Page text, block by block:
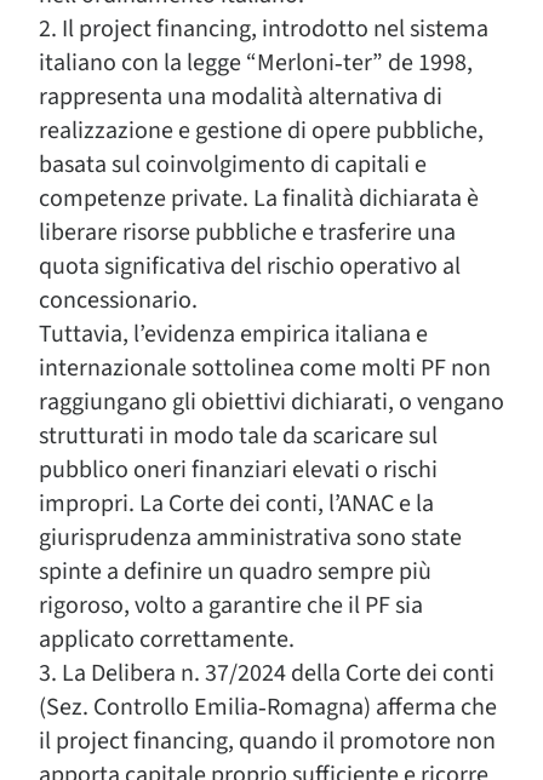
2. Il project financing, introdotto nel sistema
italiano con la legge “Merloni‑ter” de 1998,
rappresenta una modalità alternativa di
realizzazione e gestione di opere pubbliche,
basata sul coinvolgimento di capitali e
competenze private. La finalità dichiarata è
liberare risorse pubbliche e trasferire una
quota significativa del rischio operativo al
concessionario.
Tuttavia, l’evidenza empirica italiana e
internazionale sottolinea come molti PF non
raggiungano gli obiettivi dichiarati, o vengano
strutturati in modo tale da scaricare sul
pubblico oneri finanziari elevati o rischi
impropri. La Corte dei conti, l’ANAC e la
giurisprudenza amministrativa sono state
spinte a definire un quadro sempre più
rigoroso, volto a garantire che il PF sia
applicato correttamente.
3. La Delibera n. 37/2024 della Corte dei conti
(Sez. Controllo Emilia‑Romagna) afferma che
il project financing, quando il promotore non